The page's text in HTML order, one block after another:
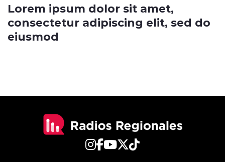
Lorem ipsum dolor sit amet,
consectetur adipiscing elit, sed do
eiusmod